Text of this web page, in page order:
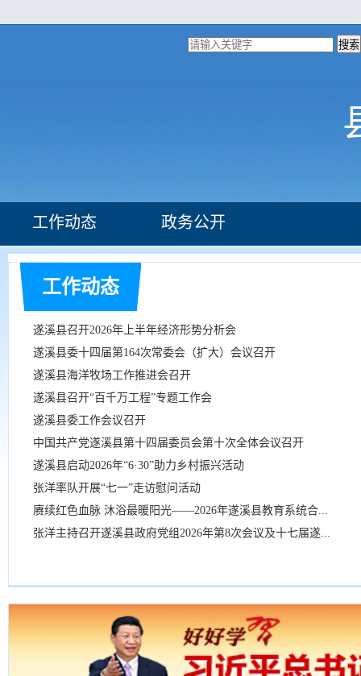
搜索
工作动态 政务公开
组织机构 部门文件
工作动态
遂溪县召开2026年上半年经济形势分析会
遂溪县委十四届第164次常委会（扩大）会议召开
遂溪县海洋牧场工作推进会召开
遂溪县召开“百千万工程”专题工作会
遂溪县委工作会议召开
中国共产党遂溪县第十四届委员会第十次全体会议召开
遂溪县启动2026年“6·30”助力乡村振兴活动
张洋率队开展“七一”走访慰问活动
赓续红色血脉 沐浴最暖阳光——2026年遂溪县教育系统合...
张洋主持召开遂溪县政府党组2026年第8次会议及十七届遂...